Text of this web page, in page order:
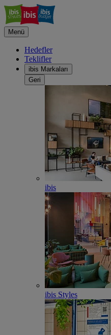
Menü
Hedefler
Teklifler
ibis Markaları
Geri
ibis
ibis Styles